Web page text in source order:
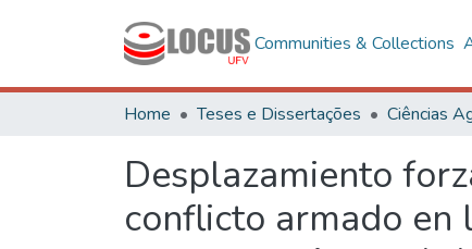
Communities & Collections
Home Teses e Dissertações Ciências
Desplazamiento
conflicto armado en